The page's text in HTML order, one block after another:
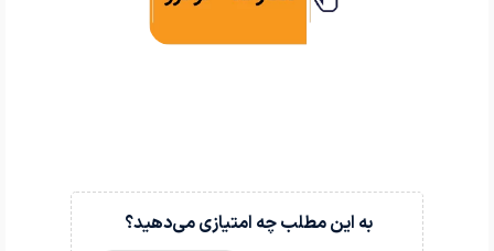
به این مطلب چه امتیازی می‌دهید؟